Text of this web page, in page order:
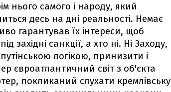
нього самого і народу, який
десь на дні реальності. Немає
гарантував їх інтереси, щоб
західні санкції, а хто ні. Ні Заходу,
логікою, принизити і
євроатлантичний світ з об'єкта
покликаний слухати кремлівську